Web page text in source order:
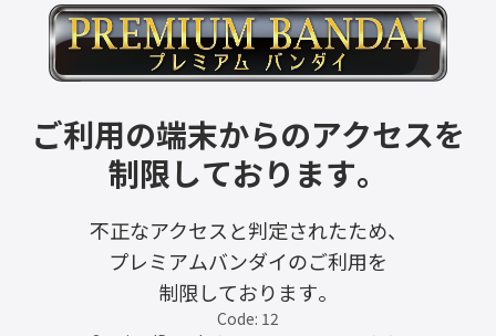
ご利用の端末からのアクセスを
制限しております。
不正なアクセスと判定されたため、
プレミアムバンダイのご利用を
制限しております。
Code: 12